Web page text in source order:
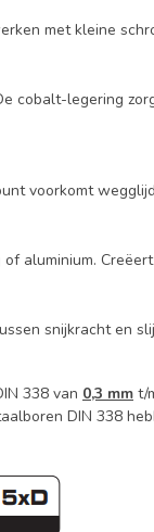
met kleine
cobalt-legering
voorkomt
aluminium.
snijkracht en
338 van 0,3 mm t/
DIN 338